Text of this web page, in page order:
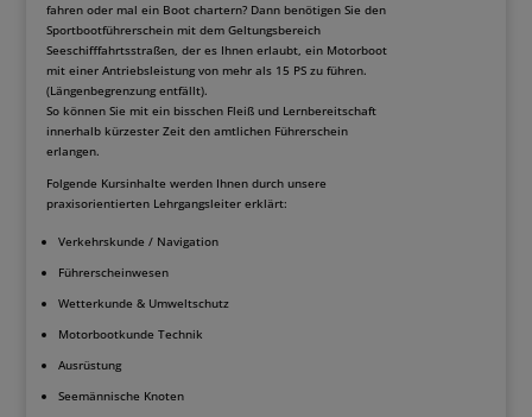
fahren oder mal ein Boot chartern? Dann benötigen Sie den
Sportbootführerschein mit dem Geltungsbereich
Seeschifffahrtsstraßen, der es Ihnen erlaubt, ein Motorboot
mit einer Antriebsleistung von mehr als 15 PS zu führen.
(Längenbegrenzung entfällt).
So können Sie mit ein bisschen Fleiß und Lernbereitschaft
innerhalb kürzester Zeit den amtlichen Führerschein
erlangen.
Folgende Kursinhalte werden Ihnen durch unsere
praxisorientierten Lehrgangsleiter erklärt:
Verkehrskunde / Navigation
Führerscheinwesen
Wetterkunde & Umweltschutz
Motorbootkunde Technik
Ausrüstung
Seemännische Knoten